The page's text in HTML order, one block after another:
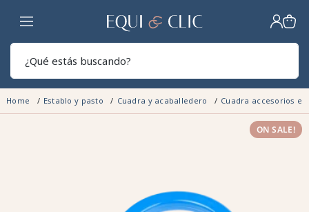
Hogar
Home Establo y pasto Cuadra y acaballedero Cuadra accesorios e
ON SALE!